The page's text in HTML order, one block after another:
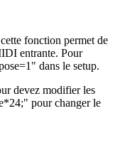
fonction permet de
entrante. Pour
dans le setup.
devez modifier les
pour changer le